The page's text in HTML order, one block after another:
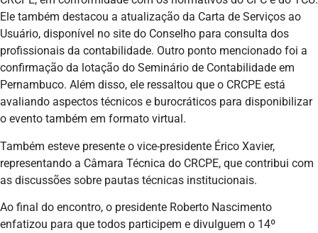
Ele também destacou a atualização da Carta de Serviços ao
Usuário, disponível no site do Conselho para consulta dos
profissionais da contabilidade. Outro ponto mencionado foi a
confirmação da lotação do Seminário de Contabilidade em
Pernambuco. Além disso, ele ressaltou que o CRCPE está
avaliando aspectos técnicos e burocráticos para disponibilizar
o evento também em formato virtual.
Também esteve presente o vice-presidente Érico Xavier,
representando a Câmara Técnica do CRCPE, que contribui com
as discussões sobre pautas técnicas institucionais.
Ao final do encontro, o presidente Roberto Nascimento
enfatizou para que todos participem e divulguem o 14º